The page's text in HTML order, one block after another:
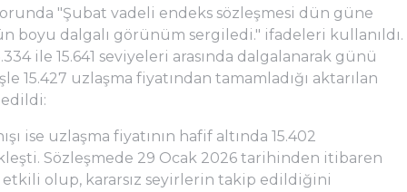
"Şubat vadeli endeks sözleşmesi dün güne
boyu dalgalı görünüm sergiledi." ifadeleri kullanıldı.
ile 15.641 seviyeleri arasında dalgalanarak günü
15.427 uzlaşma fiyatından tamamladığı aktarılan
ise uzlaşma fiyatının hafif altında 15.402
Sözleşmede 29 Ocak 2026 tarihinden itibaren
olup, kararsız seyirlerin takip edildiğini